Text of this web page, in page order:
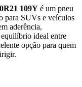
109Y é um pneu
para SUVs e veículos
aderência,
ideal entre
opção para quem